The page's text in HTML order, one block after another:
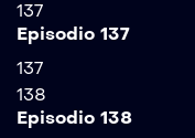
137
Episodio 137
137
138
Episodio 138